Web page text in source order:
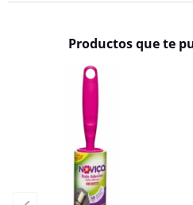
Productos que te